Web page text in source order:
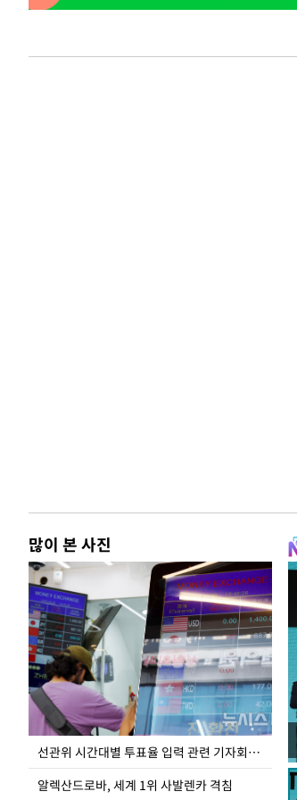
많이 본 사진
선관위 시간대별 투표율 입력 관련 기자회견하는 주진우 의원
알렉산드로바, 세계 1위 사발렌카 격침